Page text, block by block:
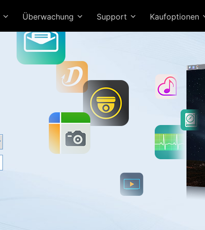
Überwachung Support Kaufoptionen